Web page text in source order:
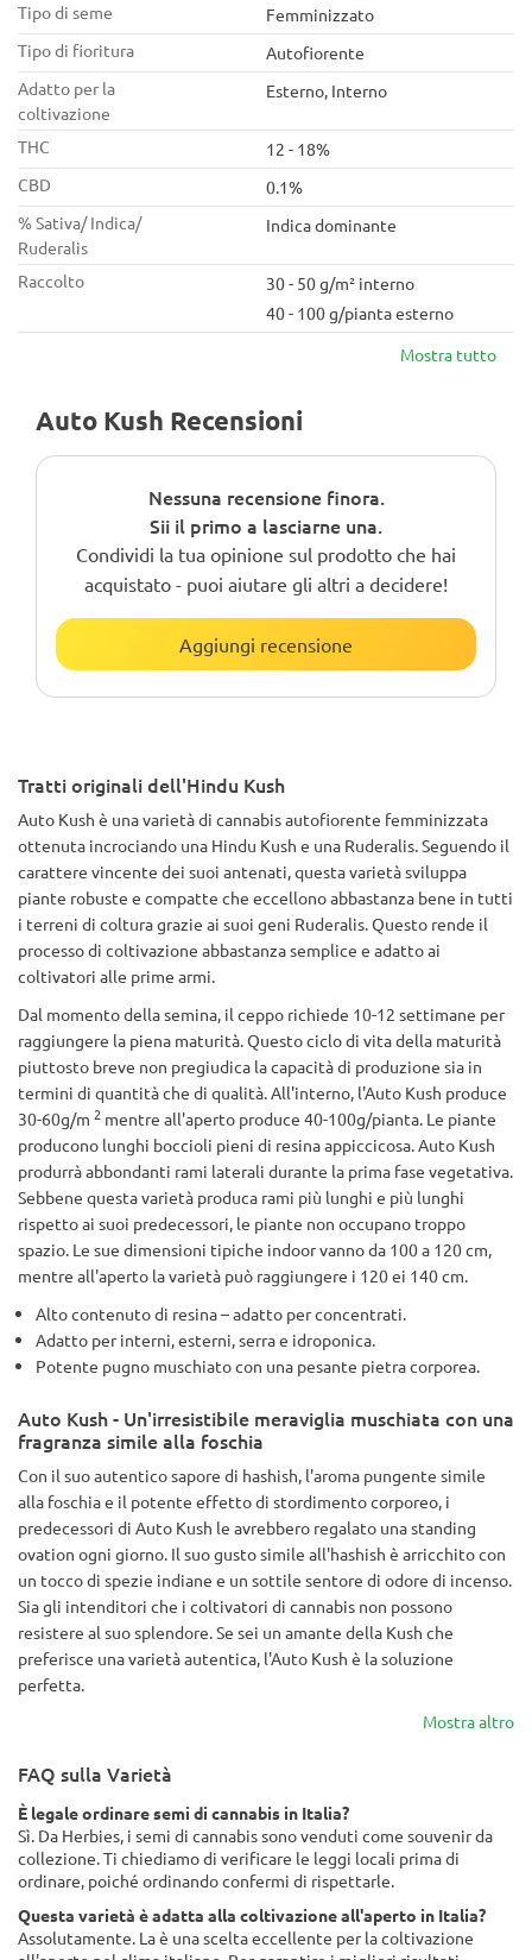
Tipo di seme
Femminizzato
Tipo di fioritura
Autofiorente
Adatto per la
coltivazione
Esterno, Interno
THC
12 - 18%
CBD
0.1%
% Sativa/ Indica/
Ruderalis
Indica dominante
Raccolto
30 - 50 g/m² interno
40 - 100 g/pianta esterno
Mostra tutto
Auto Kush Recensioni
Nessuna recensione finora.
Sii il primo a lasciarne una.
Condividi la tua opinione sul prodotto che hai
acquistato - puoi aiutare gli altri a decidere!
Aggiungi recensione
Tratti originali dell'Hindu Kush
Auto Kush è una varietà di cannabis autofiorente femminizzata
ottenuta incrociando una Hindu Kush e una Ruderalis. Seguendo il
carattere vincente dei suoi antenati, questa varietà sviluppa
piante robuste e compatte che eccellono abbastanza bene in tutti
i terreni di coltura grazie ai suoi geni Ruderalis. Questo rende il
processo di coltivazione abbastanza semplice e adatto ai
coltivatori alle prime armi.
Dal momento della semina, il ceppo richiede 10-12 settimane per
raggiungere la piena maturità. Questo ciclo di vita della maturità
piuttosto breve non pregiudica la capacità di produzione sia in
termini di quantità che di qualità. All'interno, l'Auto Kush produce
30-60g/m 2 mentre all'aperto produce 40-100g/pianta. Le piante
producono lunghi boccioli pieni di resina appiccicosa. Auto Kush
produrrà abbondanti rami laterali durante la prima fase vegetativa.
Sebbene questa varietà produca rami più lunghi e più lunghi
rispetto ai suoi predecessori, le piante non occupano troppo
spazio. Le sue dimensioni tipiche indoor vanno da 100 a 120 cm,
mentre all'aperto la varietà può raggiungere i 120 ei 140 cm.
Alto contenuto di resina – adatto per concentrati.
Adatto per interni, esterni, serra e idroponica.
Potente pugno muschiato con una pesante pietra corporea.
Auto Kush - Un'irresistibile meraviglia muschiata con una
fragranza simile alla foschia
Con il suo autentico sapore di hashish, l'aroma pungente simile
alla foschia e il potente effetto di stordimento corporeo, i
predecessori di Auto Kush le avrebbero regalato una standing
ovation ogni giorno. Il suo gusto simile all'hashish è arricchito con
un tocco di spezie indiane e un sottile sentore di odore di incenso.
Sia gli intenditori che i coltivatori di cannabis non possono
resistere al suo splendore. Se sei un amante della Kush che
preferisce una varietà autentica, l'Auto Kush è la soluzione
perfetta.
Mostra altro
FAQ sulla Varietà
È legale ordinare semi di cannabis in Italia?
Sì. Da Herbies, i semi di cannabis sono venduti come souvenir da
collezione. Ti chiediamo di verificare le leggi locali prima di
ordinare, poiché ordinando confermi di rispettarle.
Questa varietà è adatta alla coltivazione all'aperto in Italia?
Assolutamente. La è una scelta eccellente per la coltivazione